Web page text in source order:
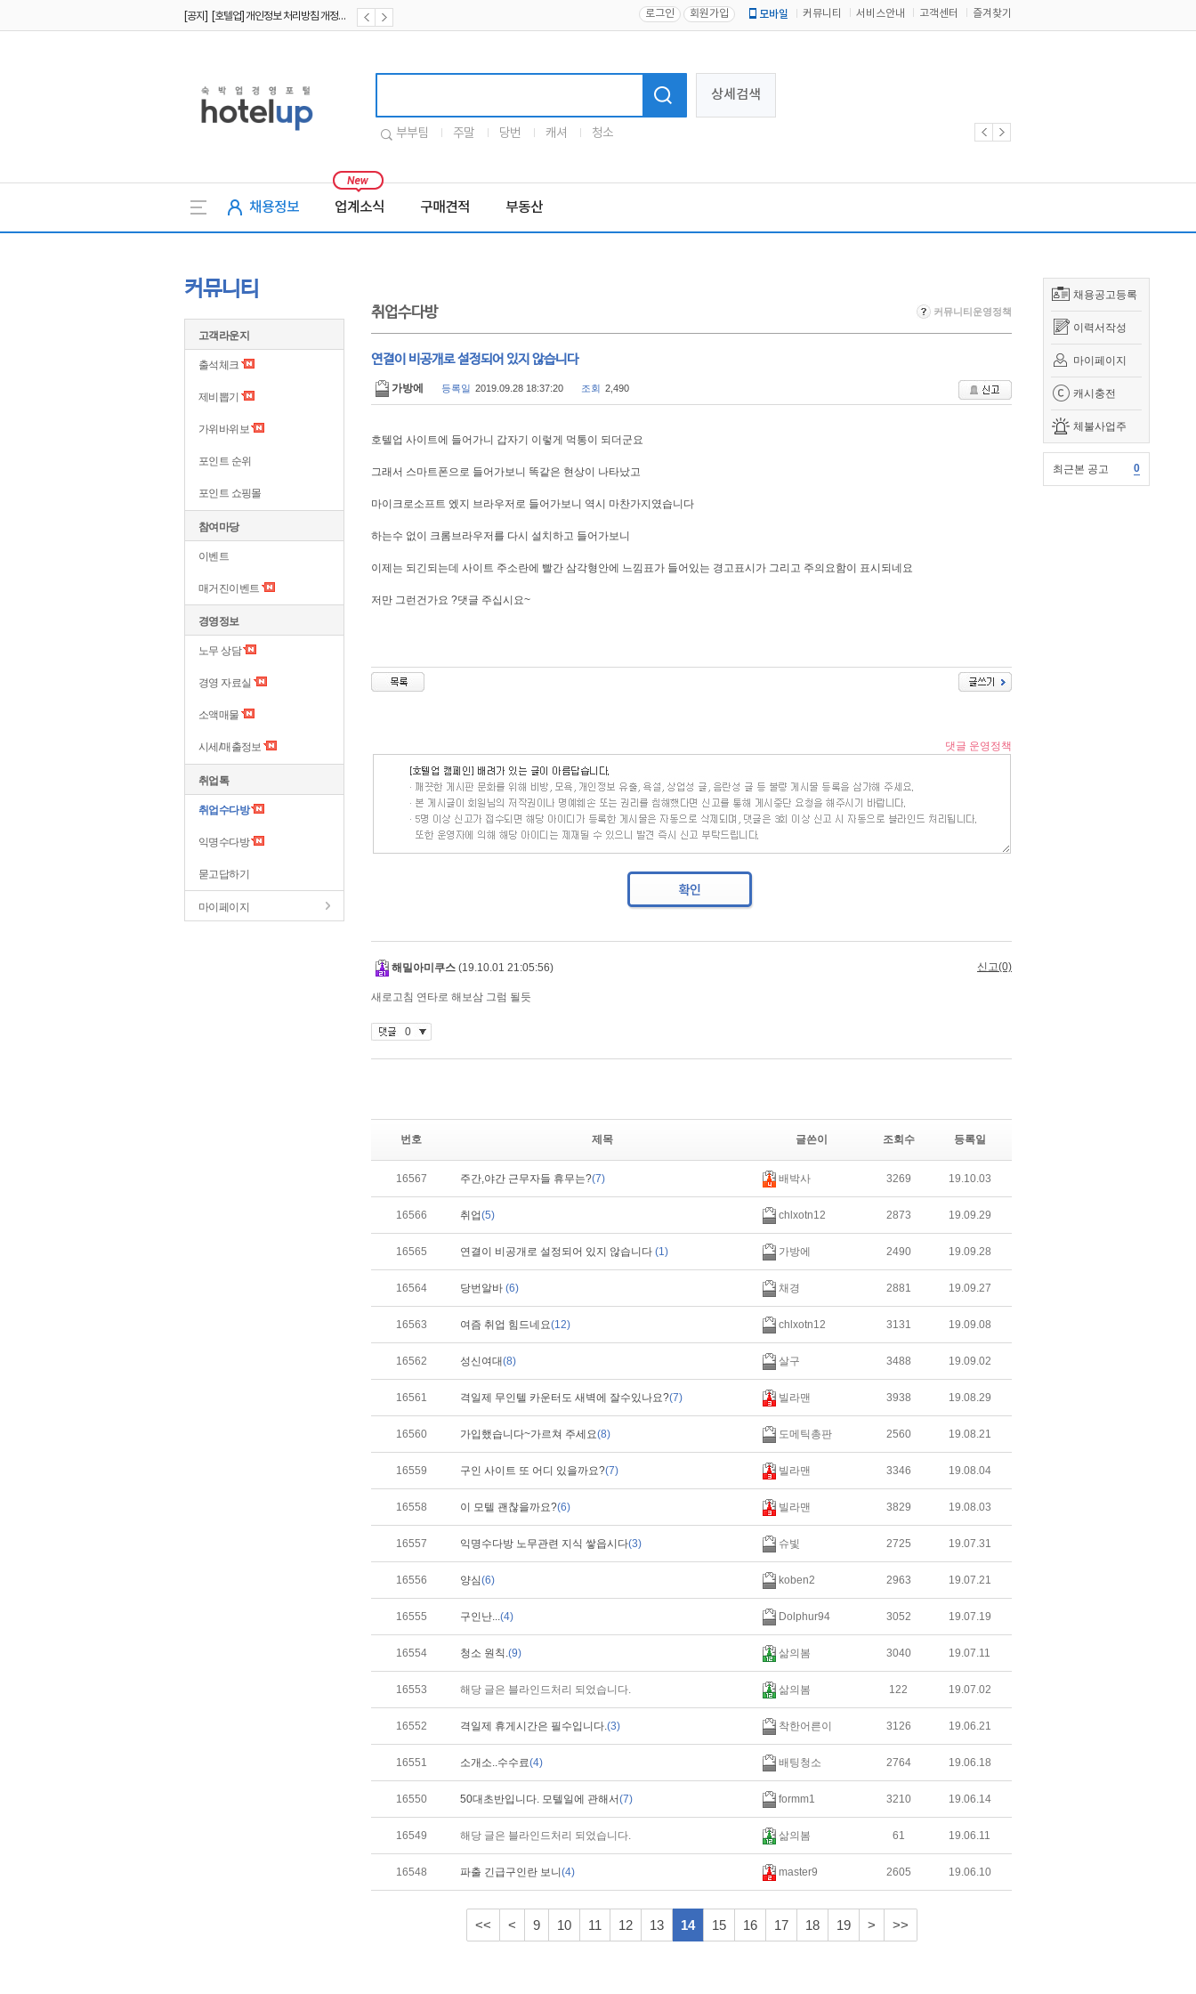
[공지] [호텔업] 개인정보 처리방침 개정본1 (19.09.02) 로그인 회원가입 모바일 커뮤니티 서비스안내 고객센터 즐겨찾기
상세검색
부부팀 주말 당번 캐셔 청소
채용정보 업계소식 구매견적 부동산
채용공고등록
이력서작성
마이페이지
캐시충전
체불사업주
최근본 공고 0
커뮤니티
고객라운지
출석체크
제비뽑기
가위바위보
포인트 순위
포인트 쇼핑몰
참여마당
이벤트
매거진이벤트
경영정보
노무 상담
경영 자료실
소액매물
시세/매출정보
취업톡
취업수다방
익명수다방
묻고답하기
마이페이지
취업수다방 커뮤니티운영정책
연결이 비공개로 설정되어 있지 않습니다
가방에 등록일 2019.09.28 18:37:20 조회 2,490
호텔업 사이트에 들어가니 갑자기 이렇게 먹통이 되더군요
그래서 스마트폰으로 들어가보니 똑같은 현상이 나타났고
마이크로소프트 엤지 브라우저로 들어가보니 역시 마찬가지였습니다
하는수 없이 크롬브라우저를 다시 설치하고 들어가보니
이제는 되긴되는데 사이트 주소란에 빨간 삼각형안에 느낌표가 들어있는 경고표시가 그리고 주의요함이 표시되네요
저만 그런건가요 ?댓글 주십시요~
번호 제목 글쓴이 조회수 등록일
16567 주간,야간 근무자들 휴무는?(7) 배박사 3269 19.10.03
16566 취업(5) chlxotn12 2873 19.09.29
16565 연결이 비공개로 설정되어 있지 않습니다 (1) 가방에 2490 19.09.28
16564 당번알바 (6) 채경 2881 19.09.27
16563 여즘 취업 힘드네요(12) chlxotn12 3131 19.09.08
16562 성신여대(8) 살구 3488 19.09.02
16561 격일제 무인텔 카운터도 새벽에 잘수있나요?(7) 빌라맨 3938 19.08.29
16560 가입했습니다~가르쳐 주세요(8) 도메틱총판 2560 19.08.21
16559 구인 사이트 또 어디 있을까요?(7) 빌라맨 3346 19.08.04
16558 이 모텔 괜찮을까요?(6) 빌라맨 3829 19.08.03
16557 익명수다방 노무관련 지식 쌓읍시다(3) 슈빛 2725 19.07.31
16556 양심(6) koben2 2963 19.07.21
16555 구인난...(4) Dolphur94 3052 19.07.19
16554 청소 원칙.(9) 삶의봄 3040 19.07.11
16553 해당 글은 블라인드처리 되었습니다. 삶의봄 122 19.07.02
16552 격일제 휴게시간은 필수입니다.(3) 착한어른이 3126 19.06.21
16551 소개소..수수료(4) 배팅청소 2764 19.06.18
16550 50대초반입니다. 모텔일에 관해서(7) formm1 3210 19.06.14
16549 해당 글은 블라인드처리 되었습니다. 삶의봄 61 19.06.11
16548 파출 긴급구인란 보니 (4) master9 2605 19.06.10
<< < 9 10 11 12 13 14 15 16 17 18 19 > >>